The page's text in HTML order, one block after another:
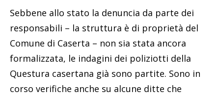
Sebbene allo stato la denuncia da parte dei
responsabili – la struttura è di proprietà del
Comune di Caserta – non sia stata ancora
formalizzata, le indagini dei poliziotti della
Questura casertana già sono partite. Sono in
corso verifiche anche su alcune ditte che